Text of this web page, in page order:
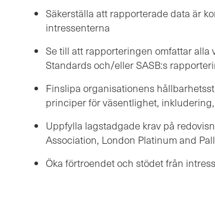
Säkerställa att rapporterade data är
intressenterna
Se till att rapporteringen omfattar alla
Standards och/eller SASB:s
Finslipa organisationens
principer för väsentlighet,
Uppfylla lagstadgade krav på
Association, London Platinum and
Öka förtroendet och stödet från